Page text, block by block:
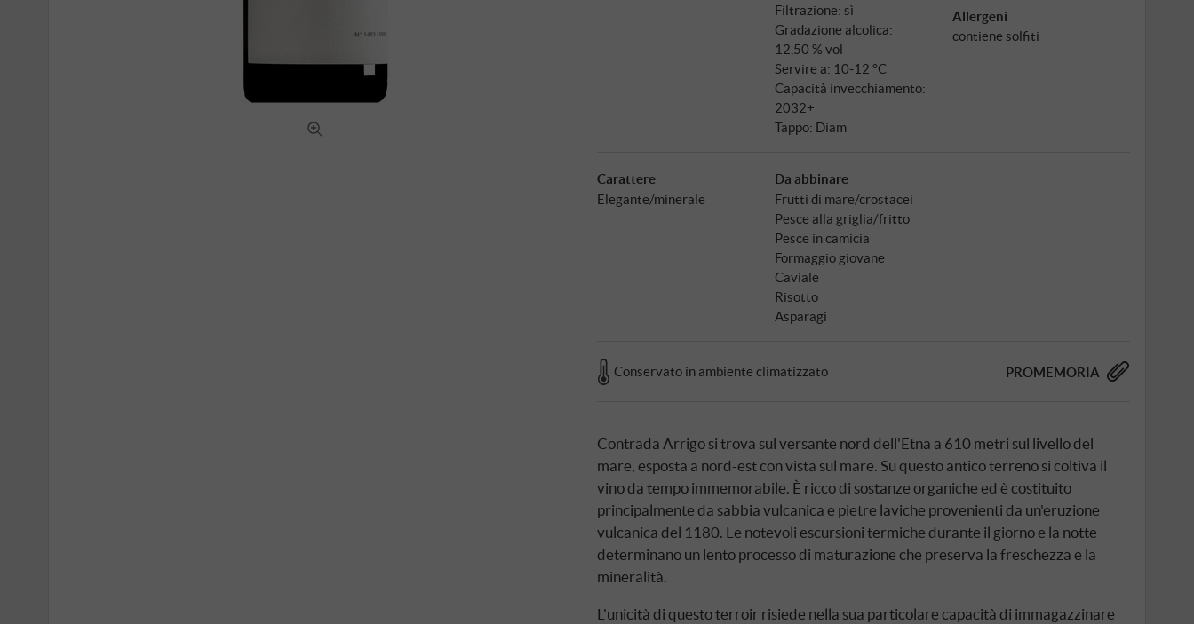
Filtrazione: sì
Gradazione alcolica:
12,50 % vol
Servire a: 10‑12 °C
Capacità invecchiamento:
2032+
Tappo: Diam
Allergeni
contiene solfiti
Carattere
Elegante/minerale
Da abbinare
Frutti di mare/crostacei
Pesce alla griglia/fritto
Pesce in camicia
Formaggio giovane
Caviale
Risotto
Asparagi
Conservato in ambiente climatizzato PROMEMORIA
Contrada Arrigo si trova sul versante nord dell'Etna a 610 metri sul livello del
mare, esposta a nord-est con vista sul mare. Su questo antico terreno si coltiva il
vino da tempo immemorabile. È ricco di sostanze organiche ed è costituito
principalmente da sabbia vulcanica e pietre laviche provenienti da un'eruzione
vulcanica del 1180. Le notevoli escursioni termiche durante il giorno e la notte
determinano un lento processo di maturazione che preserva la freschezza e la
mineralità.
L'unicità di questo terroir risiede nella sua particolare capacità di immagazzinare